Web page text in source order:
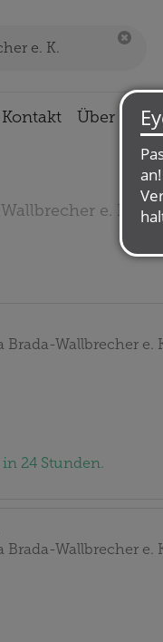
Kontakt Über uns
e. K.
Wallbrecher e.
24 Stunden.
Wallbrecher e.